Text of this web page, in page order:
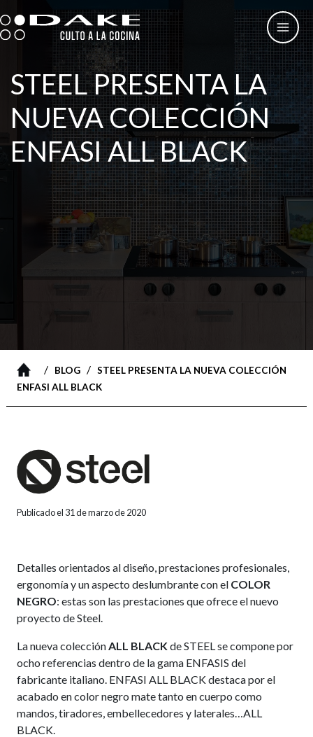
al
contenido
STEEL PRESENTA LA
NUEVA COLECCIÓN
ENFASI ALL BLACK
/ BLOG/ STEEL PRESENTA LA NUEVA COLECCIÓN
ENFASI ALL BLACK
Publicado el 31 de marzo de 2020
Detalles orientados al diseño, prestaciones profesionales,
ergonomía y un aspecto deslumbrante con el COLOR
NEGRO: estas son las prestaciones que ofrece el nuevo
proyecto de Steel.
La nueva colecciónALL BLACKde STEEL se compone por
ocho referencias dentro de la gama ENFASIS del
fabricante italiano. ENFASI ALL BLACK destaca por el
acabado en color negro mate tanto en cuerpo como
mandos, tiradores, embellecedores y laterales…ALL
BLACK.